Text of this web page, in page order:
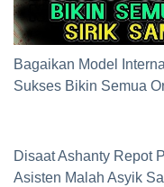
Bagaikan Model
Sukses Bikin Semua
Disaat Ashanty Repot
Asisten Malah Asyik